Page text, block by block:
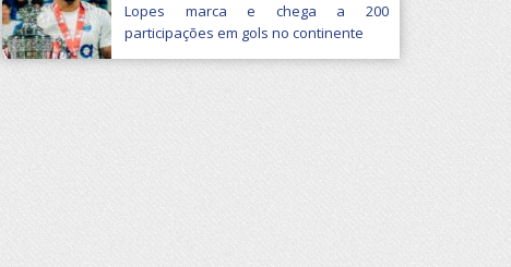
Lopes marca e chega a 200
participações em gols no continente